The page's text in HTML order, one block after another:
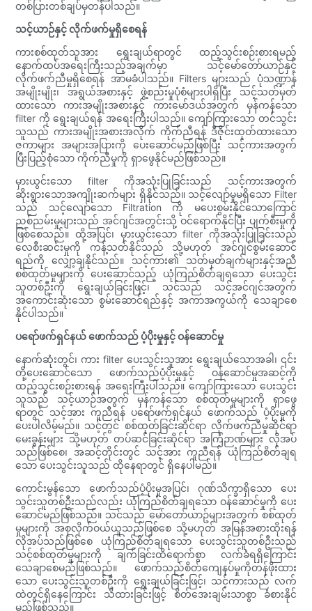
တစ်ပြားတစ်ချပ်မှတန်ပါသည်။
သင့်ယာဉ်နှင့် လိုက်ဖက်မှုရှိစေရန်
ကားစစ်ထုတ်သူအား ရွေးချယ်ရာတွင် ထည့်သွင်းစဉ်းစားရမည့်
နောက်ထပ်အရေးကြီးသည့်အချက်မှာ သင့်မော်တော်ယာဉ်နှင့်
လိုက်ဖက်ညီမှုရှိစေရန် အာမခံပါသည်။ Filters များသည် ပုံသဏ္ဍာန်
အမျိုးမျိုး၊ အရွယ်အစားနှင့် ဖွဲ့စည်းမှုပုံစံများပါရှိပြီး သင့်သတ်မှတ်
ထားသော ကားအမျိုးအစားနှင့် ကားမော်ဒယ်အတွက် မှန်ကန်သော
filter ကို ရွေးချယ်ရန် အရေးကြီးပါသည်။ ကျော်ကြားသော တင်သွင်း
သူသည် ကားအမျိုးအစားအလိုက် ကိုက်ညီရန် ဒီဇိုင်းထုတ်ထားသော
ဇကာများ အများအပြားကို ပေးဆောင်မည်ဖြစ်ပြီး သင့်ကားအတွက်
ပြီးပြည့်စုံသော ကိုက်ညီမှုကို ရှာဖွေနိုင်မည်ဖြစ်သည်။
မှားယွင်းသော filter ကိုအသုံးပြုခြင်းသည် သင့်ကားအတွက်
ဆိုးရွားသောအကျိုးဆက်များ ရှိနိုင်သည်။ သင့်လျော်မှုမရှိသော Filter
သည် သင့်လျော်သော Filtration ကို မပေးစွမ်းနိုင်သောကြောင့်
ညစ်ညမ်းမှုများသည် အင်ဂျင်အတွင်းသို့ ဝင်ရောက်နိုင်ပြီး ပျက်စီးမှုကို
ဖြစ်စေသည်။ ထို့အပြင်၊ မှားယွင်းသော filter ကိုအသုံးပြုခြင်းသည်
လေစီးဆင်းမှုကို ကန့်သတ်နိုင်သည် သို့မဟုတ် အင်ဂျင်စွမ်းဆောင်
ရည်ကို လျှော့ချနိုင်သည်။ သင့်ကား၏ သတ်မှတ်ချက်များနှင့်အညီ
စစ်ထုတ်မှုများကို ပေးဆောင်သည့် ယုံကြည်စိတ်ချရသော ပေးသွင်း
သူတစ်ဦးကို ရွေးချယ်ခြင်းဖြင့်၊ သင်သည် သင့်အင်ဂျင်အတွက်
အကောင်းဆုံးသော စွမ်းဆောင်ရည်နှင့် အကာအကွယ်ကို သေချာစေ
နိုင်ပါသည်။
ပရော်ဖက်ရှင်နယ် ဖောက်သည် ပံ့ပိုးမှုနှင့် ဝန်ဆောင်မှု
နောက်ဆုံးတွင်၊ ကား filter ပေးသွင်းသူအား ရွေးချယ်သောအခါ၊ ၎င်း
တို့ပေးဆောင်သော ဖောက်သည်ပံ့ပိုးမှုနှင့် ဝန်ဆောင်မှုအဆင့်ကို
ထည့်သွင်းစဉ်းစားရန် အရေးကြီးပါသည်။ ကျော်ကြားသော ပေးသွင်း
သူသည် သင့်ယာဉ်အတွက် မှန်ကန်သော စစ်ထုတ်မှုများကို ရှာဖွေ
ရာတွင် သင့်အား ကူညီရန် ပရော်ဖက်ရှင်နယ် ဖောက်သည် ပံ့ပိုးမှုကို
ပေးပါလိမ့်မည်။ သင့်တွင် စစ်ထုတ်ခြင်းဆိုင်ရာ လိုက်ဖက်ညီမှုဆိုင်ရာ
မေးခွန်းများ သို့မဟုတ် တပ်ဆင်ခြင်းဆိုင်ရာ အကြံဉာဏ်များ လိုအပ်
သည်ဖြစ်စေ၊ အဆင့်တိုင်းတွင် သင့်အား ကူညီရန် ယုံကြည်စိတ်ချရ
သော ပေးသွင်းသူသည် ထိုနေရာတွင် ရှိနေပါမည်။
ကောင်းမွန်သော ဖောက်သည်ပံ့ပိုးမှုအပြင်၊ ဂုဏ်သိက္ခာရှိသော ပေး
သွင်းသူတစ်ဦးသည်လည်း ယုံကြည်စိတ်ချရသော ဝန်ဆောင်မှုကို ပေး
ဆောင်မည်ဖြစ်သည်။ သင်သည် မော်တော်ယာဥ်များအတွက် စစ်ထုတ်
မှုများကို အစုလိုက်ဝယ်ယူသည်ဖြစ်စေ သို့မဟုတ် အမြန်အစားထိုးရန်
လိုအပ်သည်ဖြစ်စေ ယုံကြည်စိတ်ချရသော ပေးသွင်းသူတစ်ဦးသည်
သင့်စစ်ထုတ်မှုများကို ချက်ခြင်းထိရောက်စွာ လက်ခံရရှိကြောင်း
သေချာစေမည်ဖြစ်သည်။ ဖောက်သည်စိတ်ကျေနပ်မှုကိုတန်ဖိုးထား
သော ပေးသွင်းသူတစ်ဦးကို ရွေးချယ်ခြင်းဖြင့်၊ သင့်ကားသည် လက်
ထဲတွင်ရှိနေကြောင်း သိထားခြင်းဖြင့် စိတ်အေးချမ်းသာစွာ ခံစားနိုင်
မည်ဖြစ်သည်။